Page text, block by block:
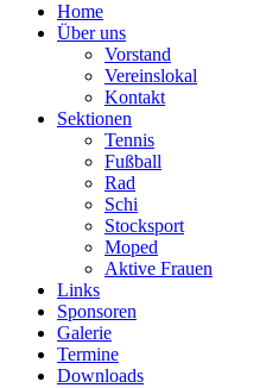
Home
Über uns
Vorstand
Vereinslokal
Kontakt
Sektionen
Tennis
Fußball
Rad
Schi
Stocksport
Moped
Aktive Frauen
Links
Sponsoren
Galerie
Termine
Downloads